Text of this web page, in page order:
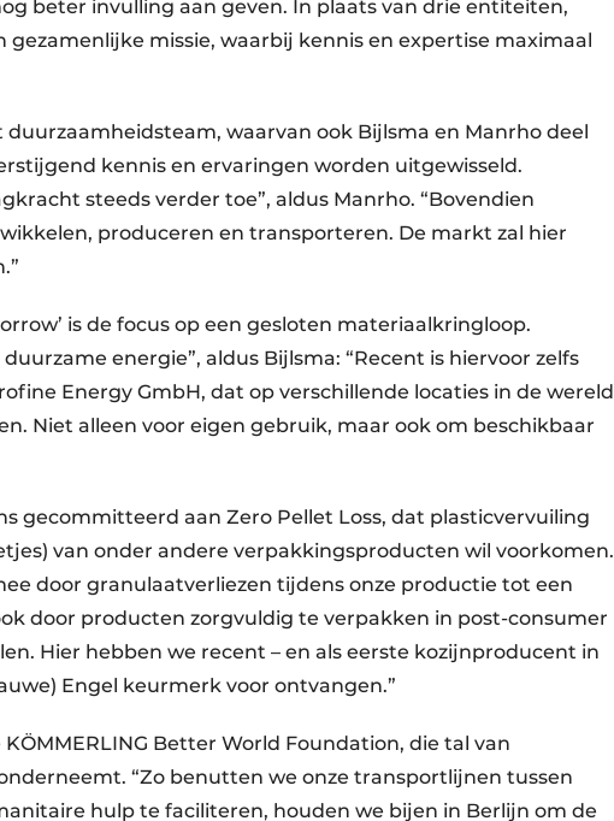
beter invulling aan geven. In plaats van drie entiteiten,
gezamenlijke missie, waarbij kennis en expertise maximaal
waarvan ook Bijlsma en Manrho deel
kennis en ervaringen worden uitgewisseld.
steeds verder toe”, aldus Manrho. “Bovendien
produceren en transporteren. De markt zal hier
is de focus op een gesloten materiaalkringloop.
energie”, aldus Bijlsma: “Recent is hiervoor zelfs
Energy GmbH, dat op verschillende locaties in de wereld
Niet alleen voor eigen gebruik, maar ook om beschikbaar
gecommitteerd aan Zero Pellet Loss, dat plasticvervuiling
van onder andere verpakkingsproducten wil voorkomen.
door granulaatverliezen tijdens onze productie tot een
door producten zorgvuldig te verpakken in post-consumer
Hier hebben we recent – en als eerste kozijnproducent in
Engel keurmerk voor ontvangen.”
Better World Foundation, die tal van
“Zo benutten we onze transportlijnen tussen
hulp te faciliteren, houden we bijen in Berlijn om de